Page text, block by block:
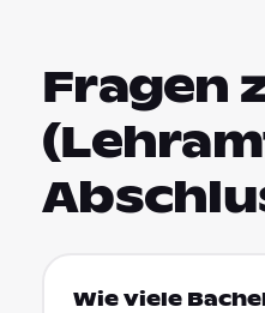
Fragen
Wie viele